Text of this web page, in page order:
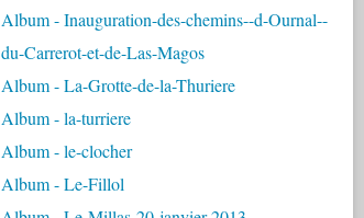
Album - Inauguration-des-chemins--d-Ournal--
du-Carrerot-et-de-Las-Magos
Album - La-Grotte-de-la-Thuriere
Album - la-turriere
Album - le-clocher
Album - Le-Fillol